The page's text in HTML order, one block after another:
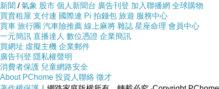
新聞 /氣象 股市 個人新聞台 廣告刊登 加入聯播網 全球購物
買賣租屋 支付連 國際連 Pi 拍錢包 旅遊 服務中心
買車 旅行團 汽車險推薦 線上麻將 雜誌 星座命理 會員中心
一元簡訊 直播達人 數位憑證 企業簡訊
買網址 虛擬主機 企業郵件
廣告刊登 隱私權聲明
消費者保護 兒童網路安全
About PChome 投資人聯絡 徵才